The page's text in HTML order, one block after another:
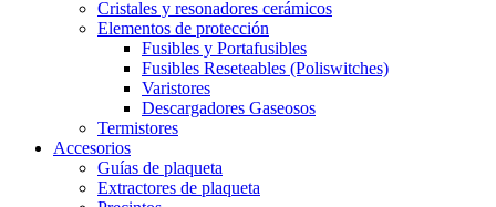
Cristales y resonadores cerámicos
Elementos de protección
Fusibles y Portafusibles
Fusibles Reseteables (Poliswitches)
Varistores
Descargadores Gaseosos
Termistores
Accesorios
Guías de plaqueta
Extractores de plaqueta